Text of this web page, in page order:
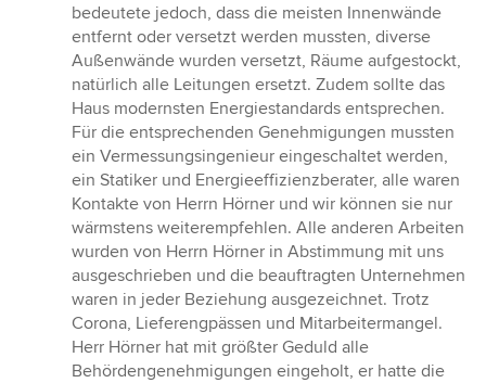
bedeutete jedoch, dass die meisten Innenwände
entfernt oder versetzt werden mussten, diverse
Außenwände wurden versetzt, Räume aufgestockt,
natürlich alle Leitungen ersetzt. Zudem sollte das
Haus modernsten Energiestandards entsprechen.
Für die entsprechenden Genehmigungen mussten
ein Vermessungsingenieur eingeschaltet werden,
ein Statiker und Energieeffizienzberater, alle waren
Kontakte von Herrn Hörner und wir können sie nur
wärmstens weiterempfehlen. Alle anderen Arbeiten
wurden von Herrn Hörner in Abstimmung mit uns
ausgeschrieben und die beauftragten Unternehmen
waren in jeder Beziehung ausgezeichnet. Trotz
Corona, Lieferengpässen und Mitarbeitermangel.
Herr Hörner hat mit größter Geduld alle
Behördengenehmigungen eingeholt, er hatte die